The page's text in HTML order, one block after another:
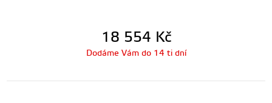
18 554 Kč
Dodáme Vám do 14 ti dní